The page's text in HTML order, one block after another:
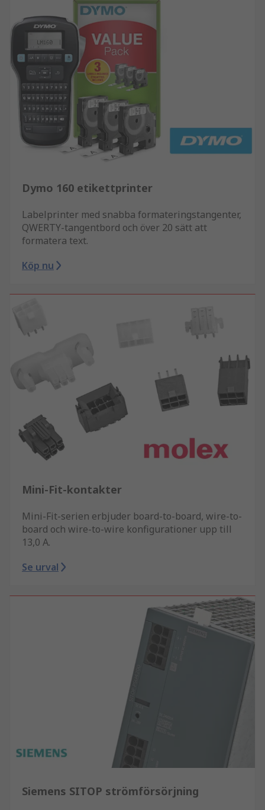
Dymo 160 etikettprinter
Labelprinter med snabba formateringstangenter,
QWERTY-tangentbord och över 20 sätt att
formatera text.
Köp nu
Mini-Fit-kontakter
Mini-Fit-serien erbjuder board-to-board, wire-to-
board och wire-to-wire konfigurationer upp till
13,0 A.
Se urval
Siemens SITOP strömförsörjning